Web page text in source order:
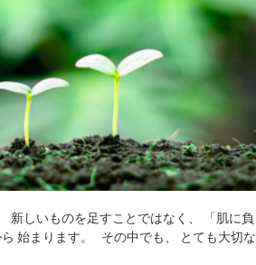
新しいものを足すことではなく、 「肌に負
始まります。 その中でも、 とても大切な